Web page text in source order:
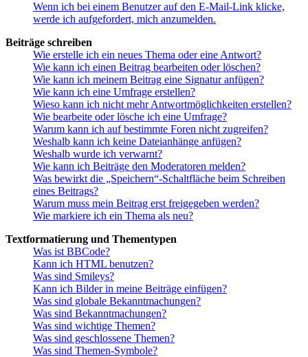
Wenn ich bei einem Benutzer auf den E-Mail-Link klicke,
werde ich aufgefordert, mich anzumelden.
Beiträge schreiben
Wie erstelle ich ein neues Thema oder eine Antwort?
Wie kann ich einen Beitrag bearbeiten oder löschen?
Wie kann ich meinem Beitrag eine Signatur anfügen?
Wie kann ich eine Umfrage erstellen?
Wieso kann ich nicht mehr Antwortmöglichkeiten erstellen?
Wie bearbeite oder lösche ich eine Umfrage?
Warum kann ich auf bestimmte Foren nicht zugreifen?
Weshalb kann ich keine Dateianhänge anfügen?
Weshalb wurde ich verwarnt?
Wie kann ich Beiträge den Moderatoren melden?
Was bewirkt die „Speichern“-Schaltfläche beim Schreiben
eines Beitrags?
Warum muss mein Beitrag erst freigegeben werden?
Wie markiere ich ein Thema als neu?
Textformatierung und Thementypen
Was ist BBCode?
Kann ich HTML benutzen?
Was sind Smileys?
Kann ich Bilder in meine Beiträge einfügen?
Was sind globale Bekanntmachungen?
Was sind Bekanntmachungen?
Was sind wichtige Themen?
Was sind geschlossene Themen?
Was sind Themen-Symbole?